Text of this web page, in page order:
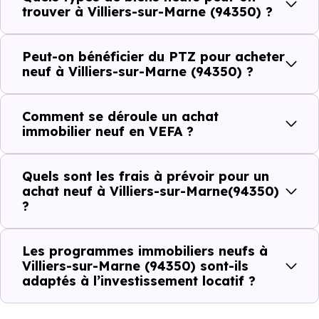
établissements scolaires. Des équipements du quotidien
qui constituent autant d'arguments concrets pour habiter
ou investir dans la commune.
Combien coûte un logement à Villiers-sur-
Marne (94350) ?
C'est souvent la première question. Voici les repères de
prix à connaître pour un achat immobilier à Villiers-sur-
Marne (94350) :
Prix
minimum
Prix
moyen
Prix
maximum
trouver à Villiers-sur-Marne (94350) ?
Peut-on bénéficier du PTZ pour acheter
neuf à Villiers-sur-Marne (94350) ?
Comment se déroule un achat
immobilier neuf en VEFA ?
Quels sont les frais à prévoir pour un
achat neuf à Villiers-sur-Marne(94350)
?
Les programmes immobiliers neufs à
Villiers-sur-Marne (94350) sont-ils
adaptés à l’investissement locatif ?